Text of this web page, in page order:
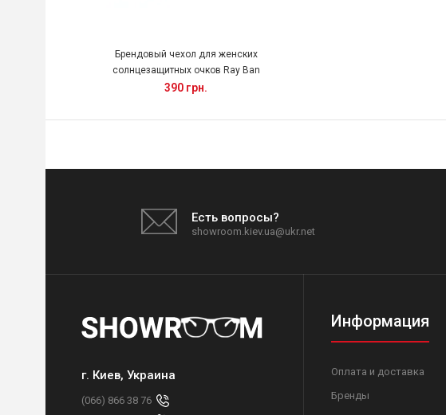
Брендовый чехол для женских
солнцезащитных очков Ray Ban
390 грн.
Есть вопросы?
showroom.kiev.ua@ukr.net
г. Киев, Украина
(066) 866 38 76
Информация
Оплата и доставка
Бренды